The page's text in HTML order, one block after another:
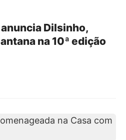
Dilsinho,
na 10ª edição